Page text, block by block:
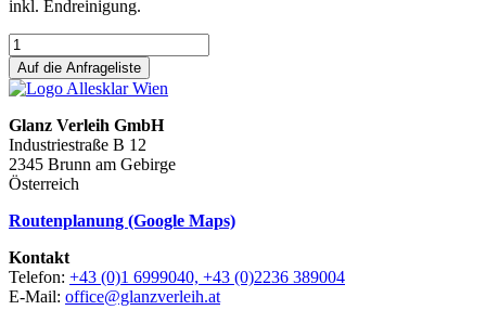
inkl. Endreinigung.
Auf die Anfrageliste
Glanz Verleih GmbH
Industriestraße B 12
2345 Brunn am Gebirge
Österreich
Routenplanung (Google Maps)
Kontakt
Telefon: +43 (0)1 6999040, +43 (0)2236 389004
E-Mail: office@glanzverleih.at